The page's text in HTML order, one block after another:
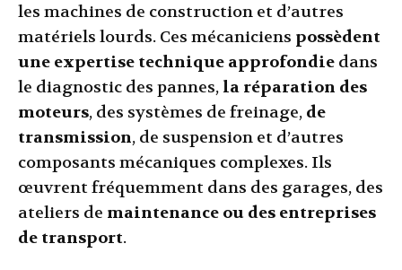
les machines de construction et d’autres
matériels lourds. Ces mécaniciens possèdent
une expertise technique approfondie dans
le diagnostic des pannes, la réparation des
moteurs, des systèmes de freinage, de
transmission, de suspension et d’autres
composants mécaniques complexes. Ils
œuvrent fréquemment dans des garages, des
ateliers de maintenance ou des entreprises
de transport.